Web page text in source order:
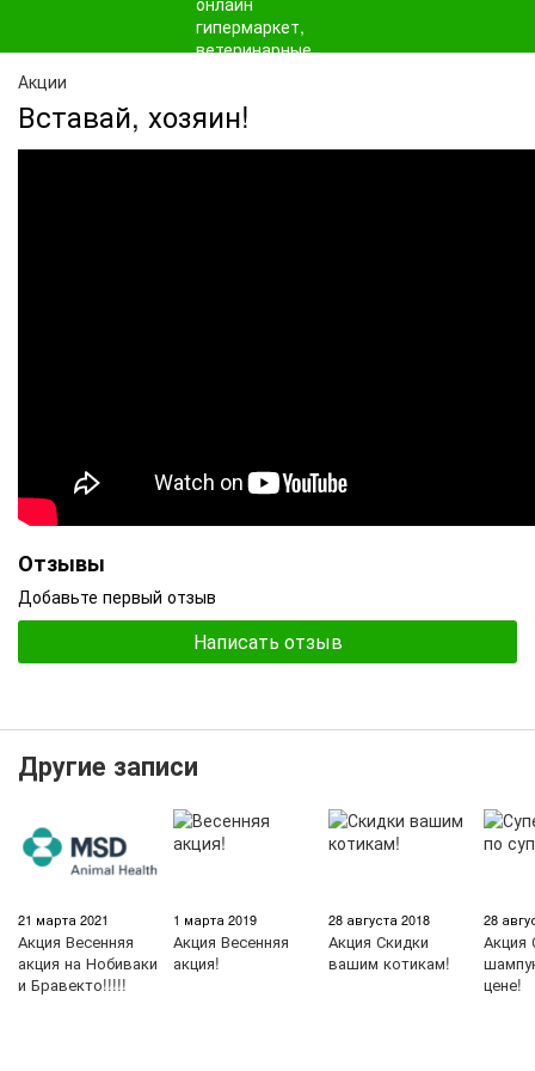
Акции
Вставай, хозяин!
Отзывы
Добавьте первый отзыв
Написать отзыв
Другие записи
21 марта 2021
Акция Весенняя
акция на Нобиваки
и Бравекто!!!!!
1 марта 2019
Акция Весенняя
акция!
28 августа 2018
Акция Скидки
вашим котикам!
28
Акция
цене!